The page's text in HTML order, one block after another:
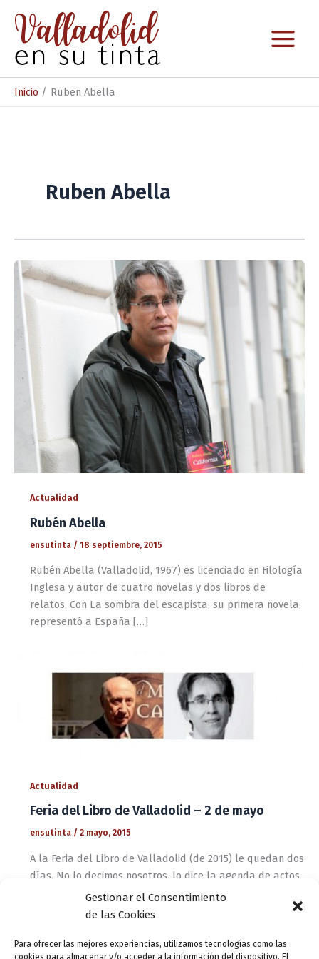
Gestionar el Consentimiento
de las Cookies
Para ofrecer las mejores experiencias, utilizamos tecnologías como las
cookies para almacenar y/o acceder a la información del dispositivo. El
contenido
Inicio Ruben Abella
Ruben Abella
Actualidad
Rubén Abella
ensutinta / 18 septiembre, 2015
Rubén Abella (Valladolid, 1967) es licenciado en Filología
Inglesa y autor de cuatro novelas y dos libros de
relatos. Con La sombra del escapista, su primera novela,
representó a España […]
Actualidad
Feria del Libro de Valladolid – 2 de mayo
ensutinta / 2 mayo, 2015
A la Feria del Libro de Valladolid (de 2015) le quedan dos
días. No lo decimos nosotros, lo dice la agenda de actos
que venimos preparando día a dia desde
‘Baruc en el río’